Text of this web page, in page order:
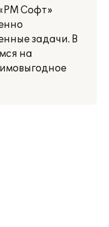
Софт»
задачи. В
на